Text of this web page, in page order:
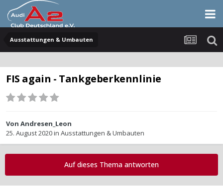
Ausstattungen & Umbauten
FIS again - Tankgeberkennlinie
Von Andresen_Leon
25. August 2020in Ausstattungen & Umbauten
Auf dieses Thema antworten